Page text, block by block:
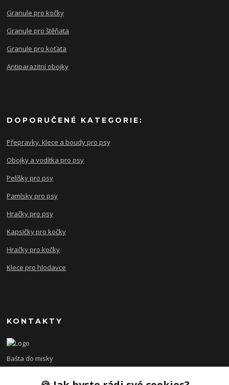
Granule pro kočky
Granule pro štěňata
Granule pro koťata
Antiparazitní obojky
DOPORUČENÉ KATEGORIE:
Přepravky. klece a boudy pro psy
Obojky a vodítka pro psy
Pelíšky pro psy
Pamlsky pro psy
Hračky pro psy
Kapsičky pro kočky
Hračky pro kočky
Klece pro hlodavce
KONTAKTY
Bašta do misky